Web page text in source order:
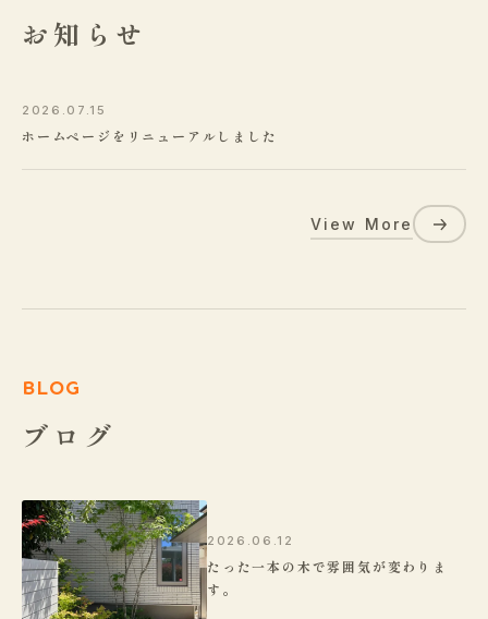
お知らせ
2026.07.15
ホームページをリニューアルしました
View More
BLOG
ブログ
2026.06.12
たった一本の木で雰囲気が変わりま
す。